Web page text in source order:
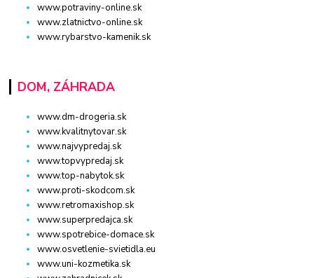
www.potraviny-online.sk
www.zlatnictvo-online.sk
www.rybarstvo-kamenik.sk
DOM, ZÁHRADA
www.dm-drogeria.sk
www.kvalitnytovar.sk
www.najvypredaj.sk
www.topvypredaj.sk
www.top-nabytok.sk
www.proti-skodcom.sk
www.retromaxishop.sk
www.superpredajca.sk
www.spotrebice-domace.sk
www.osvetlenie-svietidla.eu
www.uni-kozmetika.sk